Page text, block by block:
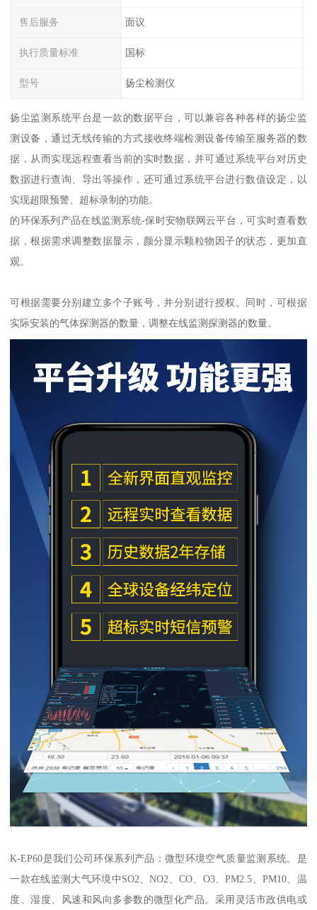
售后服务 面议
执行质量标准 国标
型号 扬尘检测仪
扬尘监测系统平台是一款的数据平台，可以兼容各种各样的扬尘监
测设备，通过无线传输的方式接收终端检测设备传输至服务器的数
据，从而实现远程查看当前的实时数据，并可通过系统平台对历史
数据进行查询、导出等操作，还可通过系统平台进行数值设定，以
实现超限预警、超标录制的功能。
的环保系列产品在线监测系统-保时安物联网云平台，可实时查看数
据，根据需求调整数据显示，颜分显示颗粒物因子的状态，更加直
观。
可根据需要分别建立多个子账号，并分别进行授权。同时，可根据
实际安装的气体探测器的数量，调整在线监测探测器的数量。
K-EP60是我们公司环保系列产品：微型环境空气质量监测系统。是
一款在线监测大气环境中SO2、NO2、CO、O3、PM2.5、PM10、温
度、湿度、风速和风向多参数的微型化产品。采用灵活市政供电或